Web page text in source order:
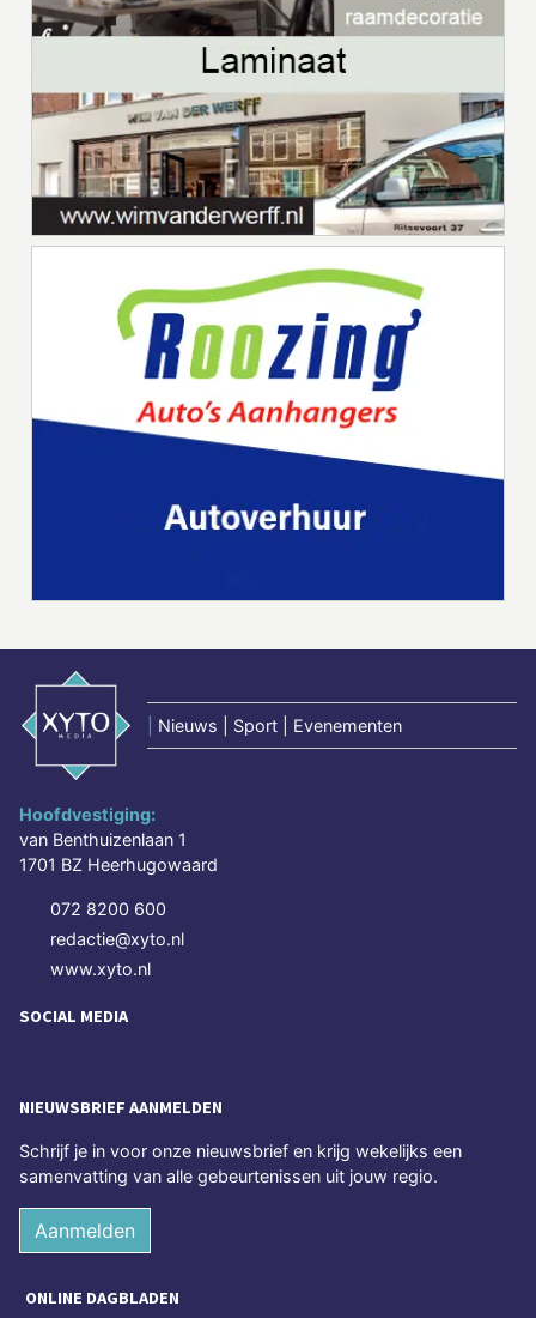
Nieuws | Sport | Evenementen
Hoofdvestiging:
van Benthuizenlaan 1
1701 BZ Heerhugowaard
072 8200 600
redactie@xyto.nl
www.xyto.nl
SOCIAL MEDIA
NIEUWSBRIEF AANMELDEN
Schrijf je in voor onze nieuwsbrief en krijg wekelijks een
samenvatting van alle gebeurtenissen uit jouw regio.
Aanmelden
ONLINE DAGBLADEN